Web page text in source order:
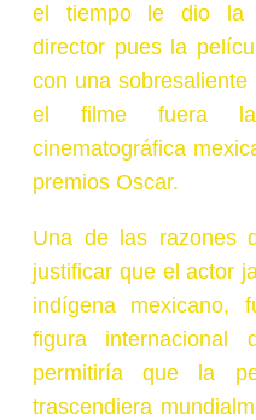
el tiempo le dio la
director pues la
con una
el filme fuera la
cinematográfica
premios Oscar.
Una de las razones
justificar que el actor
indígena mexicano,
figura
permitiría que la
trascendiera